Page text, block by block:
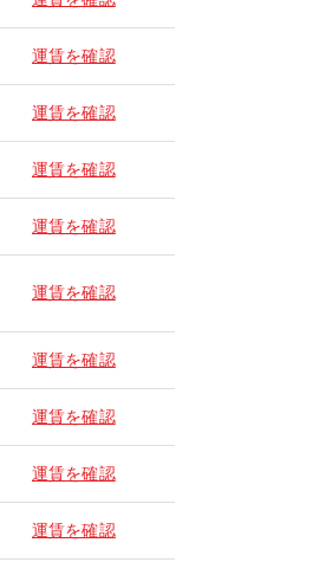
運賃を確認
運賃を確認
運賃を確認
運賃を確認
運賃を確認
運賃を確認
運賃を確認
運賃を確認
運賃を確認